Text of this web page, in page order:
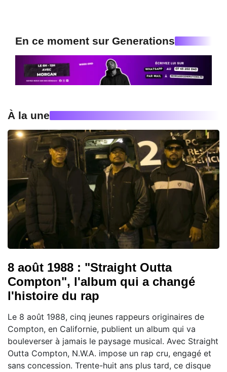
En ce moment sur Generations
À la une
8 août 1988 : "Straight Outta
Compton", l'album qui a changé
l'histoire du rap
Le 8 août 1988, cinq jeunes rappeurs originaires de
Compton, en Californie, publient un album qui va
bouleverser à jamais le paysage musical. Avec Straight
Outta Compton, N.W.A. impose un rap cru, engagé et
sans concession. Trente-huit ans plus tard, ce disque